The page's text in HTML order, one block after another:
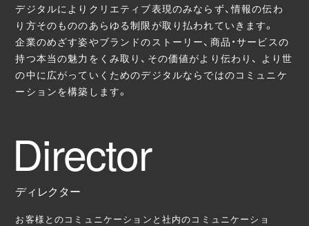
デジタルによりクリエティブ表現のみならず、情報の伝わ
り方そのもののあらゆる制限が取り払われていきます。
企業のめざす姿やブランドのストーリー、商品・サービスの
持つ本当の魅力をくみ取り、その価値がより伝わり、 より世
の中に広がっていくためのデジタルならではのコミュニケ
ーションを構築します。
ディレクター
お客様とのコミュニケーションと社内のコミュニケーショ